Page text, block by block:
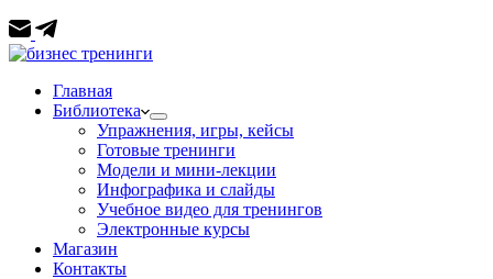
Главная
Библиотека
Упражнения, игры, кейсы
Готовые тренинги
Модели и мини-лекции
Инфографика и слайды
Учебное видео для тренингов
Электронные курсы
Магазин
Контакты